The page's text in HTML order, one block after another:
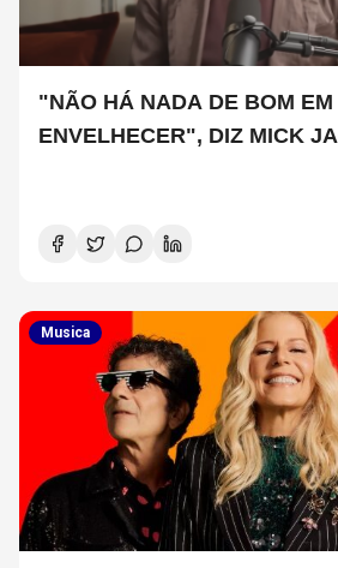
"NÃO HÁ NADA DE BOM EM
ENVELHECER", DIZ MICK
Musica